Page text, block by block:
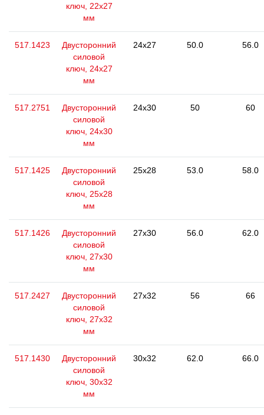
ключ, 22x27
мм
517.1423
Двусторонний
силовой
ключ, 24x27
мм
24x27 50.0 56.0
517.2751
Двусторонний
силовой
ключ, 24x30
мм
24x30 50 60
517.1425
Двусторонний
силовой
ключ, 25x28
мм
25x28 53.0 58.0
517.1426
Двусторонний
силовой
ключ, 27x30
мм
27x30 56.0 62.0
517.2427
Двусторонний
силовой
ключ, 27x32
мм
27x32 56 66
517.1430
Двусторонний
силовой
ключ, 30x32
мм
30x32 62.0 66.0